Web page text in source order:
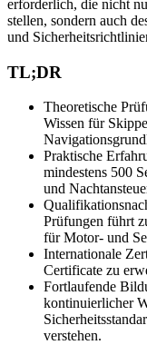
erforderlich, die nicht
stellen, sondern auch
und
TL;DR
Theoretische
Wissen für
Praktische
mindestens 500
und
Prüfungen führt
für Motor- und
Internationale
Certificate zu
Fortlaufende
kontinuierlicher
verstehen.